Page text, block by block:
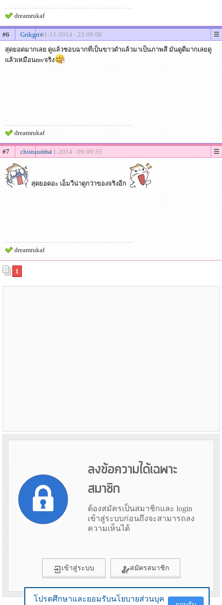
โปรดศึกษาและยอมรับนโยบายส่วนบุค
dreamrukaf
#6 Grikgriv01-11-2014 - 23:09:06
สุดยอดมากเลย ดูแล้วชอบฉากที่เป็นขาวดำแล้วมาเป็นภาพสี มันดูดีมากเลยดู
แล้วเหมือนmvจริง
dreamrukaf
#7 chistunoma02-11-2014 - 09:09:35
สุดยอดอะ เอ็มวีน่าดูกว่าของจริงอีก
dreamrukaf
1
ลงข้อความได้เฉพาะ
สมาชิก
ต้องสมัครเป็นสมาชิกและ login
เข้าสู่ระบบก่อนถึงจะสามารถลง
ความเห็นได้
เข้าสู่ระบบ สมัครสมาชิก
โปรดศึกษาและยอมรับนโยบายส่วนบุค